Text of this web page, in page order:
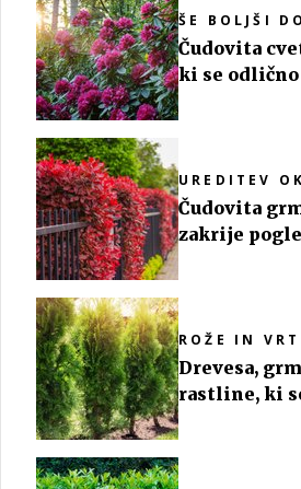
ŠE BOLJŠI
Čudovita
ki se odlično
UREDITEV
Čudovita
zakrije
ROŽE IN VRT
Drevesa,
rastline, ki